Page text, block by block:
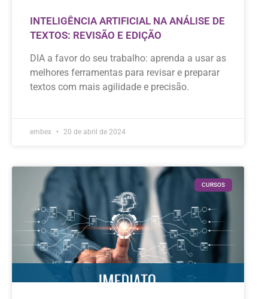
INTELIGÊNCIA ARTIFICIAL NA ANÁLISE DE
TEXTOS: REVISÃO E EDIÇÃO
DIA a favor do seu trabalho: aprenda a usar as
melhores ferramentas para revisar e preparar
textos com mais agilidade e precisão.
embex 20 de abril de 2024
CURSOS